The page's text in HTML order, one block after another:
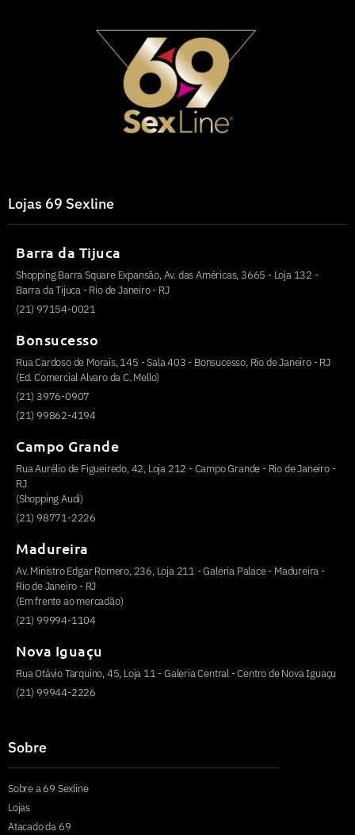
Lojas 69 Sexline
Barra da Tijuca
Shopping Barra Square Expansão, Av. das Américas, 3665 - Loja 132 -
Barra da Tijuca - Rio de Janeiro - RJ
(21) 97154-0021
Bonsucesso
Rua Cardoso de Morais, 145 - Sala 403 - Bonsucesso, Rio de Janeiro - RJ
(Ed. Comercial Alvaro da C. Mello)
(21) 3976-0907
(21) 99862-4194
Campo Grande
Rua Aurélio de Figueiredo, 42, Loja 212 - Campo Grande - Rio de Janeiro -
RJ
(Shopping Audi)
(21) 98771-2226
Madureira
Av. Ministro Edgar Romero, 236, Loja 211 - Galeria Palace - Madureira -
Rio de Janeiro - RJ
(Em frente ao mercadão)
(21) 99994-1104
Nova Iguaçu
Rua Otávio Tarquino, 45, Loja 11 - Galeria Central - Centro de Nova Iguaçu
(21) 99944-2226
Sobre
Sobre a 69 Sexline
Lojas
Atacado da 69